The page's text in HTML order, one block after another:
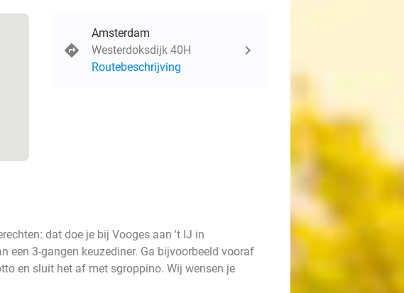
Amsterdam
Westerdoksdijk 40H
Routebeschrijving
dat doe je bij Vooges aan 't IJ in
een 3-gangen keuzediner. Ga bijvoorbeeld vooraf
en sluit het af met sgroppino. Wij wensen je